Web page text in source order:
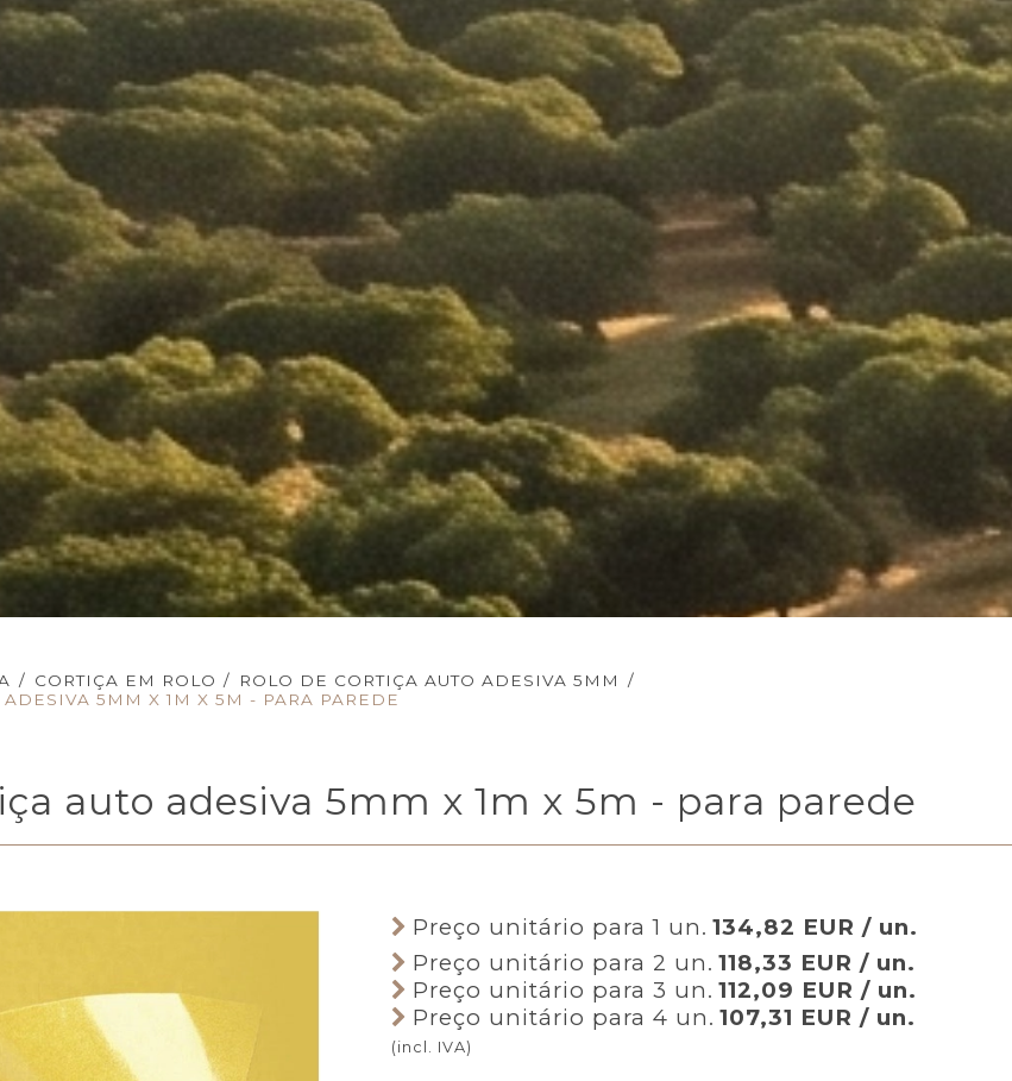
/ CORTIÇA EM ROLO / ROLO DE CORTIÇA AUTO ADESIVA 5MM
/
ADESIVA 5MM X 1M X 5M - PARA PAREDE
auto adesiva 5mm x 1m x 5m - para parede
Preço unitário para 1 un. 134,82 EUR / un.
Preço unitário para 2 un. 118,33 EUR / un.
Preço unitário para 3 un. 112,09 EUR / un.
Preço unitário para 4 un. 107,31 EUR / un.
(incl. IVA)